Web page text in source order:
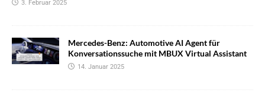
3. Februar 2025
Mercedes-Benz: Automotive AI Agent für
Konversationssuche mit MBUX Virtual Assistant
14. Januar 2025